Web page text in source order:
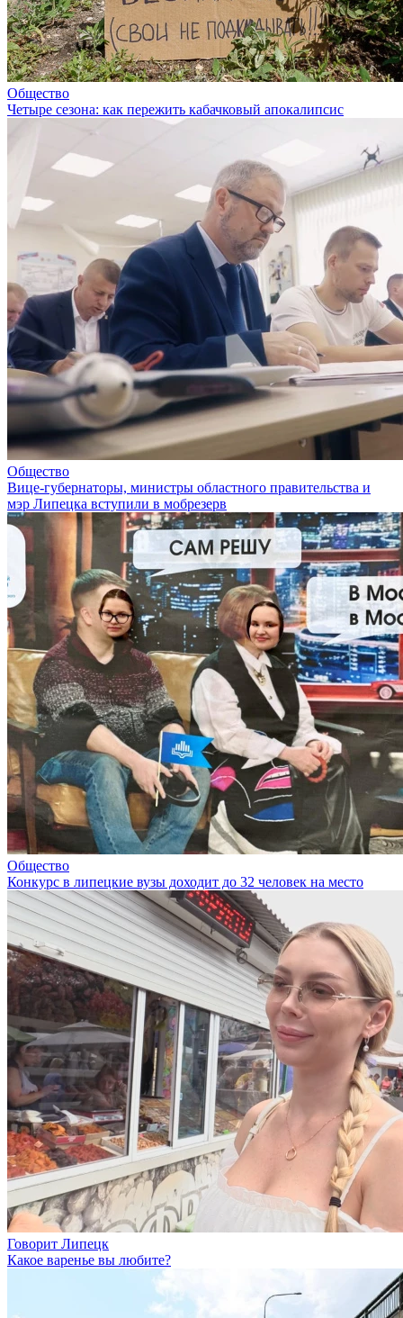
Общество
Четыре сезона: как пережить кабачковый апокалипсис
Общество
Вице-губернаторы, министры областного правительства и
мэр Липецка вступили в мобрезерв
Общество
Конкурс в липецкие вузы доходит до 32 человек на место
Говорит Липецк
Какое варенье вы любите?